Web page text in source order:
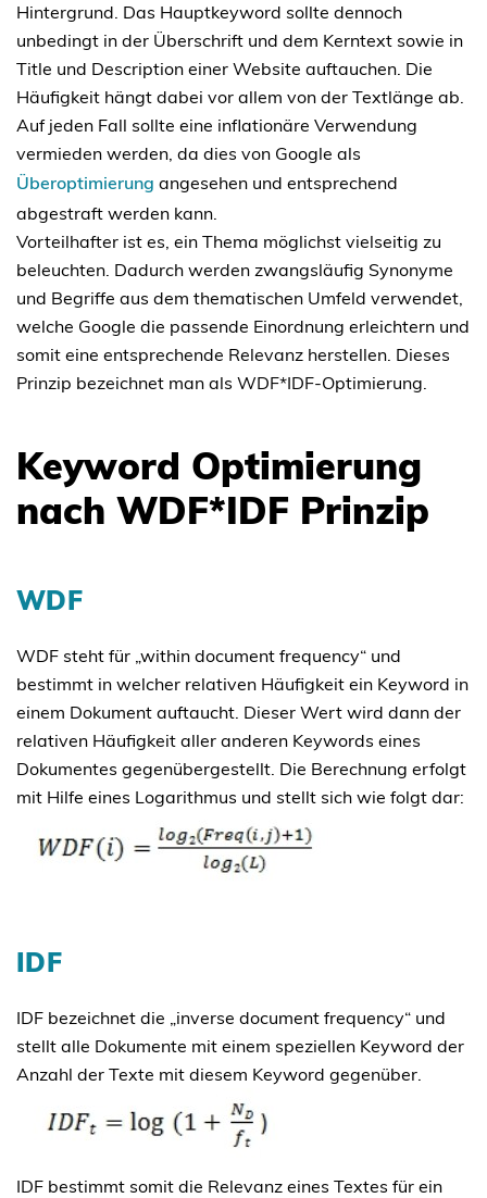
Hintergrund. Das Hauptkeyword sollte dennoch
unbedingt in der Überschrift und dem Kerntext sowie in
Title und Description einer Website auftauchen. Die
Häufigkeit hängt dabei vor allem von der Textlänge ab.
Auf jeden Fall sollte eine inflationäre Verwendung
vermieden werden, da dies von Google als
Überoptimierung angesehen und entsprechend
abgestraft werden kann.
Vorteilhafter ist es, ein Thema möglichst vielseitig zu
beleuchten. Dadurch werden zwangsläufig Synonyme
und Begriffe aus dem thematischen Umfeld verwendet,
welche Google die passende Einordnung erleichtern und
somit eine entsprechende Relevanz herstellen. Dieses
Prinzip bezeichnet man als WDF*IDF-Optimierung.
Keyword Optimierung
nach WDF*IDF Prinzip
WDF
WDF steht für „within document frequency“ und
bestimmt in welcher relativen Häufigkeit ein Keyword in
einem Dokument auftaucht. Dieser Wert wird dann der
relativen Häufigkeit aller anderen Keywords eines
Dokumentes gegenübergestellt. Die Berechnung erfolgt
mit Hilfe eines Logarithmus und stellt sich wie folgt dar:
IDF
IDF bezeichnet die „inverse document frequency“ und
stellt alle Dokumente mit einem speziellen Keyword der
Anzahl der Texte mit diesem Keyword gegenüber.
IDF bestimmt somit die Relevanz eines Textes für ein